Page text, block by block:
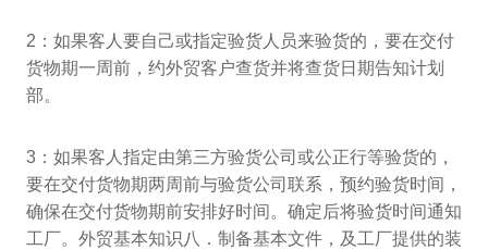
2：如果客人要自己或指定验货人员来验货的，要在交付
货物期一周前，约外贸客户查货并将查货日期告知计划
部。
3：如果客人指定由第三方验货公司或公正行等验货的，
要在交付货物期两周前与验货公司联系，预约验货时间，
确保在交付货物期前安排好时间。确定后将验货时间通知
工厂。外贸基本知识八．制备基本文件，及工厂提供的装